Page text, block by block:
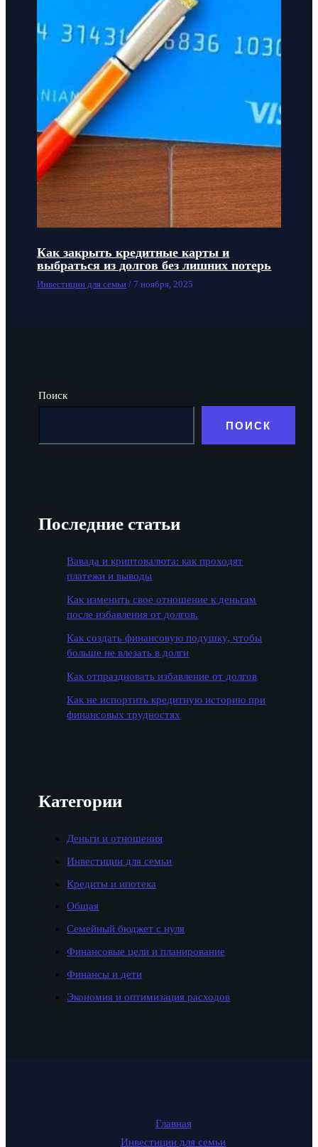
Как закрыть кредитные карты и
выбраться из долгов без лишних потерь
Инвестиции для семьи /7 ноября, 2025
Поиск
ПОИСК
Последние статьи
Вавада и криптовалюта: как проходят
платежи и выводы
Как изменить свое отношение к деньгам
после избавления от долгов.
Как создать финансовую подушку, чтобы
больше не влезать в долги
Как отпраздновать избавление от долгов
Как не испортить кредитную историю при
финансовых трудностях
Категории
Деньги и отношения
Инвестиции для семьи
Кредиты и ипотека
Общая
Семейный бюджет с нуля
Финансовые цели и планирование
Финансы и дети
Экономия и оптимизация расходов
Главная
Инвестиции для семьи